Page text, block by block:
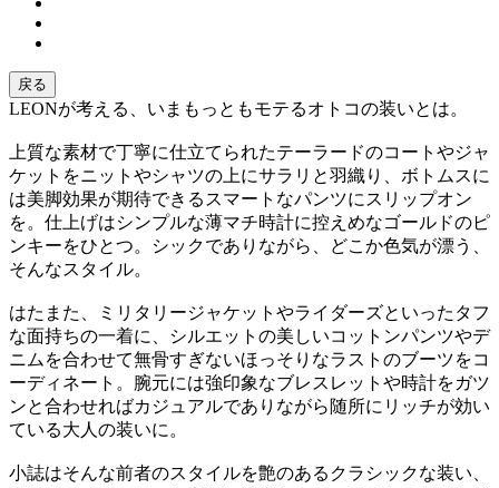
戻る
LEONが考える、いまもっともモテるオトコの装いとは。
上質な素材で丁寧に仕立てられたテーラードのコートやジャ
ケットをニットやシャツの上にサラリと羽織り、ボトムスに
は美脚効果が期待できるスマートなパンツにスリップオン
を。仕上げはシンプルな薄マチ時計に控えめなゴールドのピ
ンキーをひとつ。シックでありながら、どこか色気が漂う、
そんなスタイル。
はたまた、ミリタリージャケットやライダーズといったタフ
な面持ちの一着に、シルエットの美しいコットンパンツやデ
ニムを合わせて無骨すぎないほっそりなラストのブーツをコ
ーディネート。腕元には強印象なブレスレットや時計をガツ
ンと合わせればカジュアルでありながら随所にリッチが効い
ている大人の装いに。
小誌はそんな前者のスタイルを艶のあるクラシックな装い、